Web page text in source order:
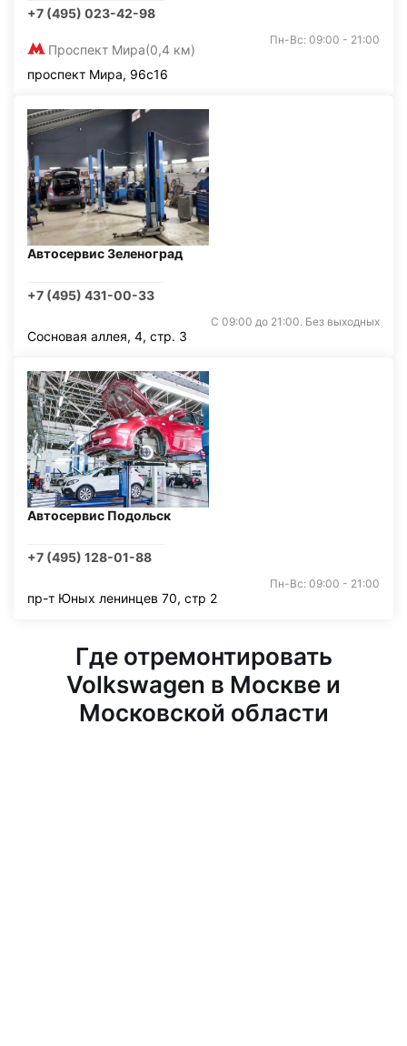
+7 (495) 023-42-98
Проспект Мира(0,4 км)
Пн-Вс: 09:00 - 21:00
проспект Мира, 96с16
Автосервис Зеленоград
+7 (495) 431-00-33
С 09:00 до 21:00. Без выходных
Сосновая аллея, 4, стр. 3
Автосервис Подольск
+7 (495) 128-01-88
Пн-Вс: 09:00 - 21:00
пр-т Юных ленинцев 70, стр 2
Где отремонтировать
Volkswagen в Москве и
Московской области